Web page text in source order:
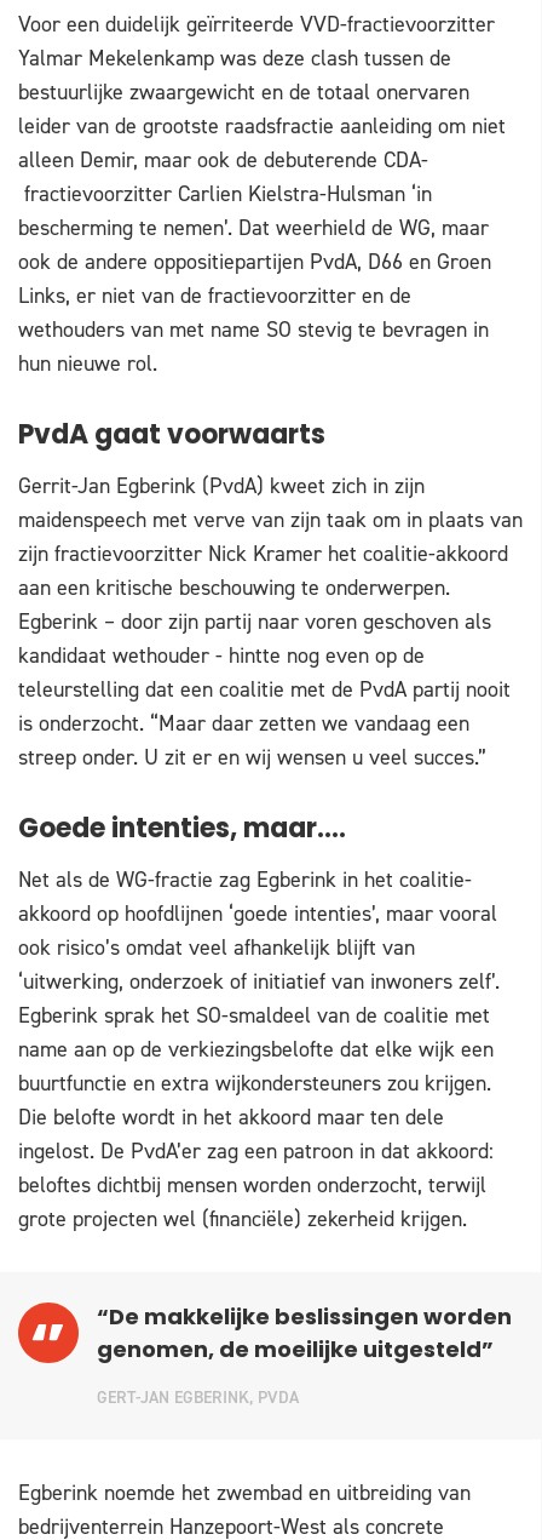
Voor een duidelijk geïrriteerde VVD-fractievoorzitter
Yalmar Mekelenkamp was deze clash tussen de
bestuurlijke zwaargewicht en de totaal onervaren
leider van de grootste raadsfractie aanleiding om niet
alleen Demir, maar ook de debuterende CDA-
fractievoorzitter Carlien Kielstra-Hulsman ‘in
bescherming te nemen’. Dat weerhield de WG, maar
ook de andere oppositiepartijen PvdA, D66 en Groen
Links, er niet van de fractievoorzitter en de
wethouders van met name SO stevig te bevragen in
hun nieuwe rol.
PvdA gaat voorwaarts
Gerrit-Jan Egberink (PvdA) kweet zich in zijn
maidenspeech met verve van zijn taak om in plaats van
zijn fractievoorzitter Nick Kramer het coalitie-akkoord
aan een kritische beschouwing te onderwerpen.
Egberink – door zijn partij naar voren geschoven als
kandidaat wethouder - hintte nog even op de
teleurstelling dat een coalitie met de PvdA partij nooit
is onderzocht. “Maar daar zetten we vandaag een
streep onder. U zit er en wij wensen u veel succes.”
Goede intenties, maar….
Net als de WG-fractie zag Egberink in het coalitie-
akkoord op hoofdlijnen ‘goede intenties’, maar vooral
ook risico’s omdat veel afhankelijk blijft van
‘uitwerking, onderzoek of initiatief van inwoners zelf’.
Egberink sprak het SO-smaldeel van de coalitie met
name aan op de verkiezingsbelofte dat elke wijk een
buurtfunctie en extra wijkondersteuners zou krijgen.
Die belofte wordt in het akkoord maar ten dele
ingelost. De PvdA’er zag een patroon in dat akkoord:
beloftes dichtbij mensen worden onderzocht, terwijl
grote projecten wel (financiële) zekerheid krijgen.
“De makkelijke beslissingen worden
genomen, de moeilijke uitgesteld”
GERT-JAN EGBERINK, PVDA
Egberink noemde het zwembad en uitbreiding van
bedrijventerrein Hanzepoort-West als concrete